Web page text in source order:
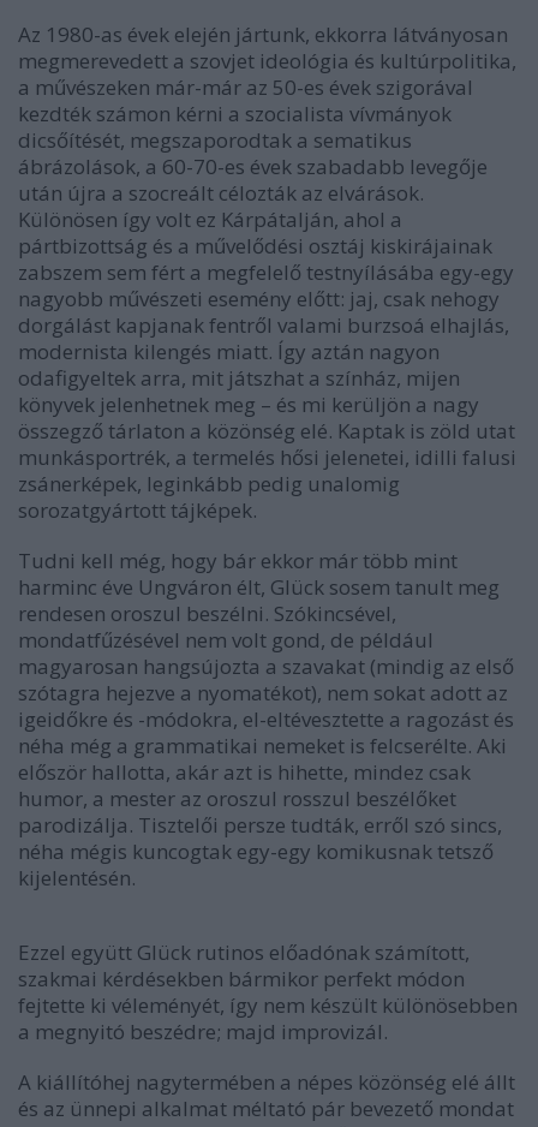
Az 1980-as évek elején jártunk, ekkorra látványosan
megmerevedett a szovjet ideológia és kultúrpolitika,
a művészeken már-már az 50-es évek szigorával
kezdték számon kérni a szocialista vívmányok
dicsőítését, megszaporodtak a sematikus
ábrázolások, a 60-70-es évek szabadabb levegője
után újra a szocreált célozták az elvárások.
Különösen így volt ez Kárpátalján, ahol a
pártbizottság és a művelődési osztáj kiskirájainak
zabszem sem fért a megfelelő testnyílásába egy-egy
nagyobb művészeti esemény előtt: jaj, csak nehogy
dorgálást kapjanak fentről valami burzsoá elhajlás,
modernista kilengés miatt. Így aztán nagyon
odafigyeltek arra, mit játszhat a színház, mijen
könyvek jelenhetnek meg – és mi kerüljön a nagy
összegző tárlaton a közönség elé. Kaptak is zöld utat
munkásportrék, a termelés hősi jelenetei, idilli falusi
zsánerképek, leginkább pedig unalomig
sorozatgyártott tájképek.
Tudni kell még, hogy bár ekkor már több mint
harminc éve Ungváron élt, Glück sosem tanult meg
rendesen oroszul beszélni. Szókincsével,
mondatfűzésével nem volt gond, de például
magyarosan hangsújozta a szavakat (mindig az első
szótagra hejezve a nyomatékot), nem sokat adott az
igeidőkre és -módokra, el-eltévesztette a ragozást és
néha még a grammatikai nemeket is felcserélte. Aki
először hallotta, akár azt is hihette, mindez csak
humor, a mester az oroszul rosszul beszélőket
parodizálja. Tisztelői persze tudták, erről szó sincs,
néha mégis kuncogtak egy-egy komikusnak tetsző
kijelentésén.
Ezzel együtt Glück rutinos előadónak számított,
szakmai kérdésekben bármikor perfekt módon
fejtette ki véleményét, így nem készült különösebben
a megnyitó beszédre; majd improvizál.
A kiállítóhej nagytermében a népes közönség elé állt
és az ünnepi alkalmat méltató pár bevezető mondat